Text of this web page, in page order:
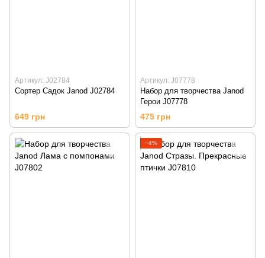
Артикул: J02784
Сортер Садок Janod J02784
649 грн
Артикул: J07778
Набор для творчества Janod
Герои J07778
475 грн
−4%